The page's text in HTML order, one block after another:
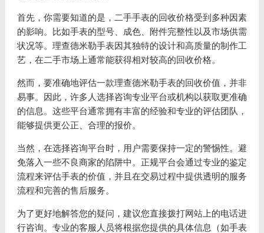
首先，你需要知道的是，二手手表的回收价格受到多种因素
的影响。比如手表的型号、成色、附件完整性以及市场供需
状况等。理查德米勒手表因其独特的设计和高质量的制作工
艺，在二手市场上通常能获得相对较高的回收价格。
然而，要准确地评估一款理查德米勒手表的回收价值，并非
易事。因此，许多人选择咨询专业平台或机构以获取更准确
的信息。这些平台通常拥有丰富的经验和专业的评估团队，
能够提供更公正、合理的报价。
当然，在选择咨询平台时，用户需要保持一定的警惕性。避
免落入一些不良商家的陷阱中。正规平台会通过专业的鉴定
流程来评估手表的价值，并且在交易过程中提供透明的服务
流程和完善的售后服务。
为了更好地解答您的疑问，建议您直接拨打网站上的电话进
行咨询。专业的客服人员将根据您提供的具体信息（如手表